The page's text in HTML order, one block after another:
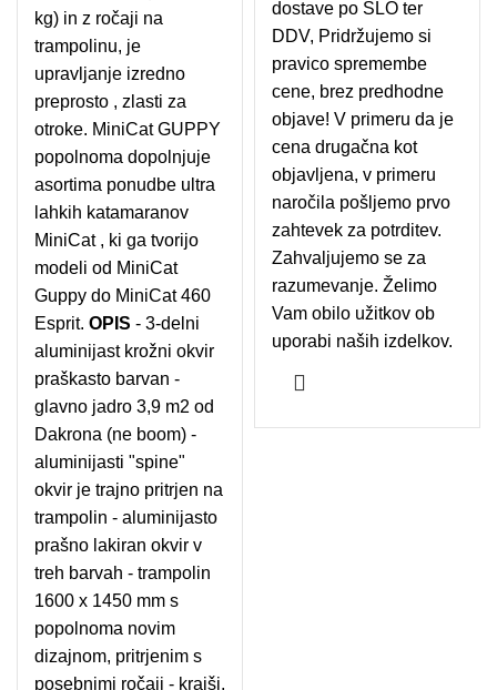
kg) in z ročaji na
trampolinu, je
upravljanje izredno
preprosto , zlasti za
otroke. MiniCat GUPPY
popolnoma dopolnjuje
asortima ponudbe ultra
lahkih katamaranov
MiniCat , ki ga tvorijo
modeli od MiniCat
Guppy do MiniCat 460
Esprit. OPIS - 3-delni
aluminijast krožni okvir
praškasto barvan -
glavno jadro 3,9 m2 od
Dakrona (ne boom) -
aluminijasti "spine"
okvir je trajno pritrjen na
trampolin - aluminijasto
prašno lakiran okvir v
treh barvah - trampolin
1600 x 1450 mm s
popolnoma novim
dizajnom, pritrjenim s
posebnimi ročaji - krajši,
dostave po SLO ter
DDV, Pridržujemo si
pravico spremembe
cene, brez predhodne
objave! V primeru da je
cena drugačna kot
objavljena, v primeru
naročila pošljemo prvo
zahtevek za potrditev.
Zahvaljujemo se za
razumevanje. Želimo
Vam obilo užitkov ob
uporabi naših izdelkov.